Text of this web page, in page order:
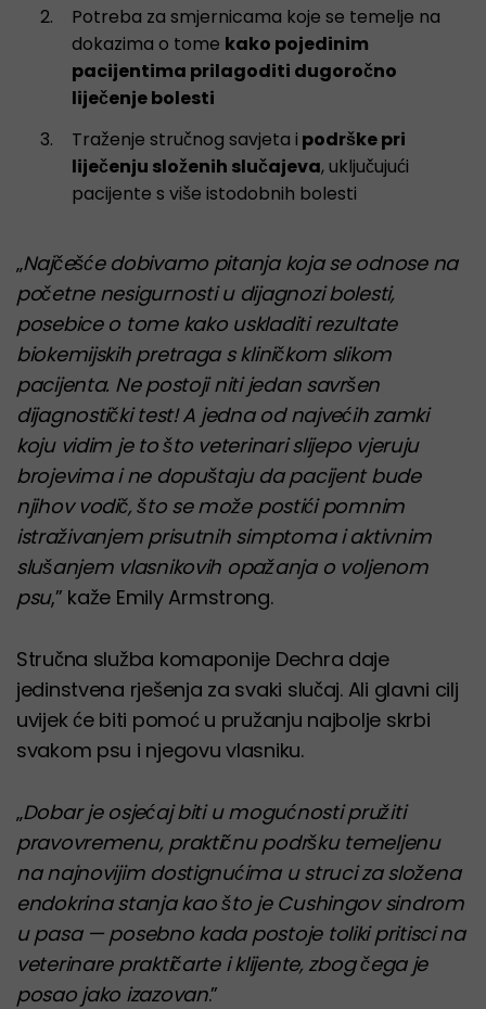
Potreba za smjernicama koje se temelje na
dokazima o tome kako pojedinim
pacijentima prilagoditi dugoročno
liječenje bolesti
Traženje stručnog savjeta i podrške pri
liječenju složenih slučajeva, uključujući
pacijente s više istodobnih bolesti
„Najčešće dobivamo pitanja koja se odnose na
početne nesigurnosti u dijagnozi bolesti,
posebice o tome kako uskladiti rezultate
biokemijskih pretraga s kliničkom slikom
pacijenta. Ne postoji niti jedan savršen
dijagnostički test! A jedna od najvećih zamki
koju vidim je to što veterinari slijepo vjeruju
brojevima i ne dopuštaju da pacijent bude
njihov vodič, što se može postići pomnim
istraživanjem prisutnih simptoma i aktivnim
slušanjem vlasnikovih opažanja o voljenom
psu,” kaže Emily Armstrong.
Stručna služba komaponije Dechra daje
jedinstvena rješenja za svaki slučaj. Ali glavni cilj
uvijek će biti pomoć u pružanju najbolje skrbi
svakom psu i njegovu vlasniku.
„Dobar je osjećaj biti u mogućnosti pružiti
pravovremenu, praktičnu podršku temeljenu
na najnovijim dostignućima u struci za složena
endokrina stanja kao što je Cushingov sindrom
u pasa — posebno kada postoje toliki pritisci na
veterinare praktičarte i klijente, zbog čega je
posao jako izazovan.”